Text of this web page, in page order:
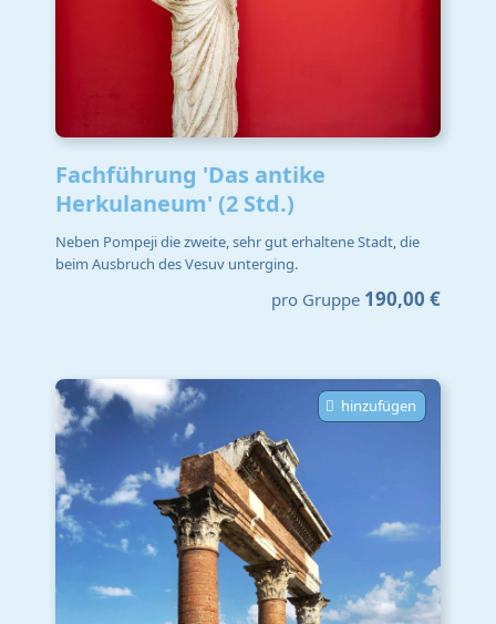
Fachführung 'Das antike
Herkulaneum' (2 Std.)
Neben Pompeji die zweite, sehr gut erhaltene Stadt, die
beim Ausbruch des Vesuv unterging.
pro Gruppe 190,00 €
hinzufügen